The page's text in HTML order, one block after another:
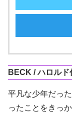
BECK / ハロルド
平凡な少年だっ
ったことをきっ